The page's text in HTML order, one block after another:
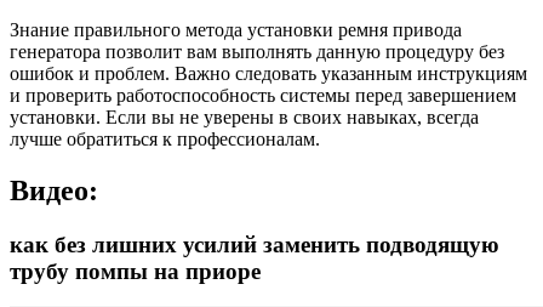
Знание правильного метода установки ремня привода
генератора позволит вам выполнять данную процедуру без
ошибок и проблем. Важно следовать указанным инструкциям
и проверить работоспособность системы перед завершением
установки. Если вы не уверены в своих навыках, всегда
лучше обратиться к профессионалам.
Видео:
как без лишних усилий заменить подводящую
трубу помпы на приоре